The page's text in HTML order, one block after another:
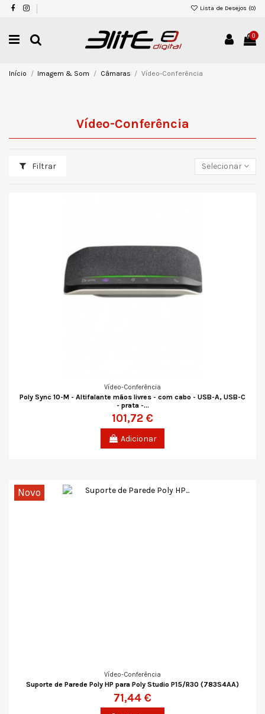
Lista de Desejos (0)
0
Início Imagem & Som Câmaras Vídeo-Conferência
Vídeo-Conferência
Filtrar Selecionar
Vídeo-Conferência
Poly Sync 10-M - Altifalante mãos livres - com cabo - USB-A, USB-C
- prata -...
101,72 €
Adicionar
Novo
Vídeo-Conferência
Suporte de Parede Poly HP para Poly Studio P15/R30 (783S4AA)
71,44 €